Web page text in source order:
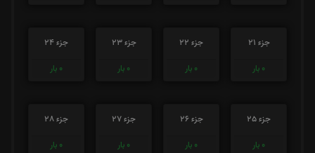
جزء 21
0 بار
جزء 22
0 بار
جزء 23
0 بار
جزء 24
0 بار
جزء 25
0 بار
جزء 26
0 بار
جزء 27
0 بار
جزء 28
0 بار